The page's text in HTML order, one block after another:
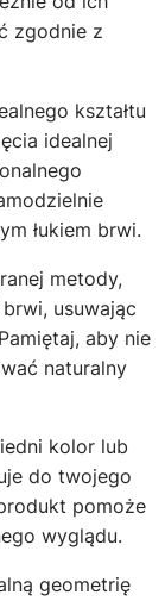
zgodnie z
kształtu
idealnej
łukiem brwi.
metody,
usuwając
aby nie
naturalny
kolor lub
do twojego
pomoże
wyglądu.
geometrię